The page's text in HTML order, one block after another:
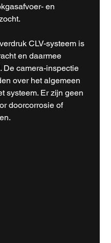
en
CLV-systeem is
en daarmee
De camera-inspectie
over het algemeen
systeem. Er zijn geen
doorcorrosie of